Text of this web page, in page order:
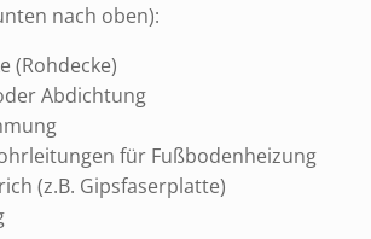
nach oben):
(Rohdecke)
Abdichtung
für Fußbodenheizung
(z.B. Gipsfaserplatte)